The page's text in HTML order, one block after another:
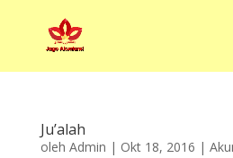
Ju’alah
oleh Admin | Okt 18, 2016 |